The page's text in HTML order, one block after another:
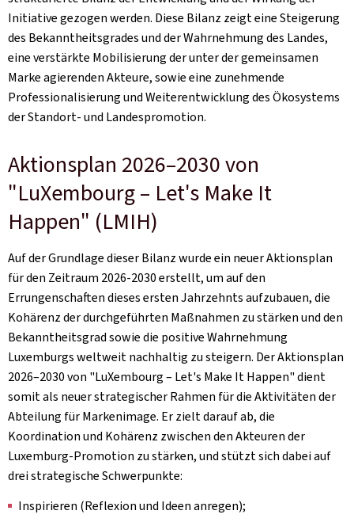
Initiative gezogen werden. Diese Bilanz zeigt eine Steigerung
des Bekanntheitsgrades und der Wahrnehmung des Landes,
eine verstärkte Mobilisierung der unter der gemeinsamen
Marke agierenden Akteure, sowie eine zunehmende
Professionalisierung und Weiterentwicklung des Ökosystems
der Standort- und Landespromotion.
Aktionsplan 2026–2030 von
"LuXembourg – Let's Make It
Happen" (LMIH)
Auf der Grundlage dieser Bilanz wurde ein neuer Aktionsplan
für den Zeitraum 2026-2030 erstellt, um auf den
Errungenschaften dieses ersten Jahrzehnts aufzubauen, die
Kohärenz der durchgeführten Maßnahmen zu stärken und den
Bekanntheitsgrad sowie die positive Wahrnehmung
Luxemburgs weltweit nachhaltig zu steigern. Der Aktionsplan
2026–2030 von "LuXembourg – Let's Make It Happen" dient
somit als neuer strategischer Rahmen für die Aktivitäten der
Abteilung für Markenimage. Er zielt darauf ab, die
Koordination und Kohärenz zwischen den Akteuren der
Luxemburg-Promotion zu stärken, und stützt sich dabei auf
drei strategische Schwerpunkte:
Inspirieren (Reflexion und Ideen anregen);